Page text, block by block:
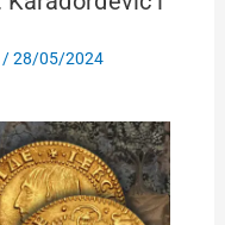
/28/05/2024